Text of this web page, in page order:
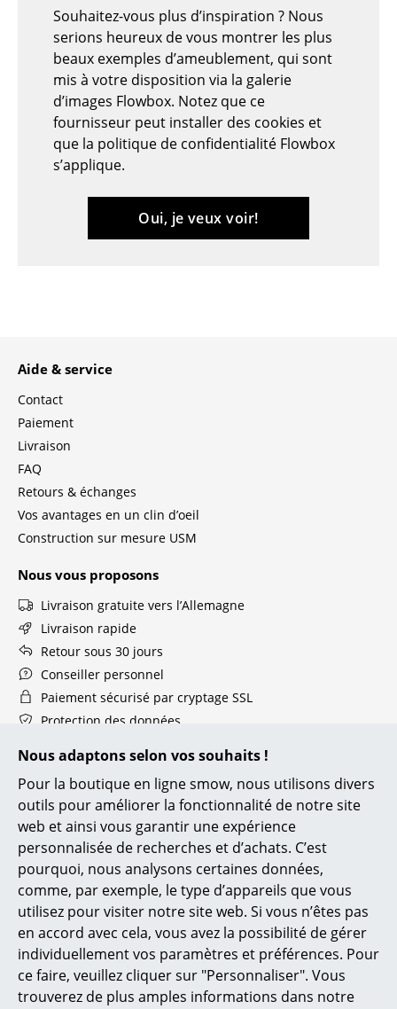
Nous adaptons selon vos souhaits !
Pour la boutique en ligne smow, nous utilisons divers
outils pour améliorer la fonctionnalité de notre site
web et ainsi vous garantir une expérience
personnalisée de recherches et d’achats. C’est
pourquoi, nous analysons certaines données,
comme, par exemple, le type d’appareils que vous
utilisez pour visiter notre site web. Si vous n’êtes pas
en accord avec cela, vous avez la possibilité de gérer
individuellement vos paramètres et préférences. Pour
ce faire, veuillez cliquer sur "Personnaliser". Vous
trouverez de plus amples informations dans notre
Chaises à bascule
Chaises de bureau
Chaises de conférence
Fauteuils de direction
Pièces détachées
... voir tous les sièges
Bureaux & Secrétaires
Secrétaires & Tables PC
Tables de conférence et Pupitres
Tables hautes & Pupitres
Tables enfants
Pièces détachées
... voir toutes les tables
Rangements
Bibliothèques
Étagères murales
Buffets & Commodes
Meubles TV
Caissons roulants et Meubles d’appoint
Meubles de bar
Garde-robes
Souhaitez-vous plus d’inspiration ? Nous
serions heureux de vous montrer les plus
beaux exemples d’ameublement, qui sont
mis à votre disposition via la galerie
d’images Flowbox. Notez que ce
fournisseur peut installer des cookies et
que la politique de confidentialité Flowbox
s’applique.
Oui, je veux voir!
Aide & service
Contact
Paiement
Livraison
FAQ
Retours & échanges
Vos avantages en un clin d’oeil
Construction sur mesure USM
Nous vous proposons
Livraison gratuite vers l’Allemagne
Livraison rapide
Retour sous 30 jours
Conseiller personnel
Paiement sécurisé par cryptage SSL
Protection des données
Soleure
À propos de nous
Rejoignez l’équipe smow
Travailler chez smow
smow sur place
Références
Newsletter